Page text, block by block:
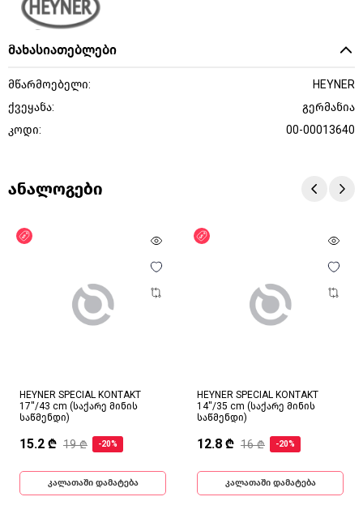
მახასიათებლები
მწარმოებელი:
HEYNER
ქვეყანა:
გერმანია
კოდი:
00-00013640
ანალოგები
HEYNER SPECIAL KONTAKT
17''/43 cm (საქარე მინის
საწმენდი)
15.2 ₾ 19 ₾ -20%
კალათაში დამატება
HEYNER SPECIAL KONTAKT
14''/35 cm (საქარე მინის
საწმენდი)
12.8 ₾ 16 ₾ -20%
კალათაში დამატება